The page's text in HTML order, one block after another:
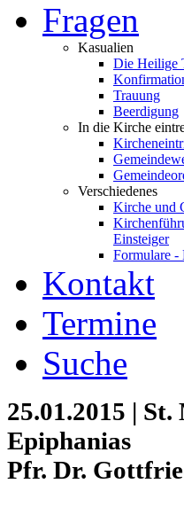
Fragen
Kasualien
Die Heilige
Trauung
Beerdigung
In die Kirche
Verschiedenes
Kirche und
Einsteiger
Formulare -
Kontakt
Termine
Suche
25.01.2015 |
Epiphanias
Pfr. Dr.